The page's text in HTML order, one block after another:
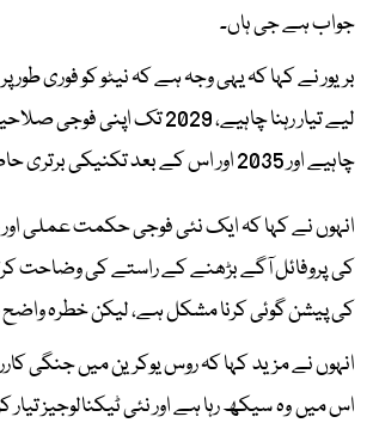
جواب ہے جی ہاں۔
بریور نے کہا کہ یہی وجہ ہے کہ نیٹو کو فوری
لیے تیار رہنا چاہیے، 2029 تک
چاہیے اور 2035 اور اس کے بعد تکنیکی برتری حاصل کرنا چاہیے۔
انہوں نے کہا کہ ایک نئی فوجی حکمت عملی
کی پروفائل آگے بڑھنے کے راستے کی وضاحت
کی پیشن گوئی کرنا مشکل ہے، لیکن خطرہ واضح
انہوں نے مزید کہا کہ روس یوکرین میں جنگی
اس میں وہ سیکھ رہا ہے اور نئی ٹیکنالوجیز تیار